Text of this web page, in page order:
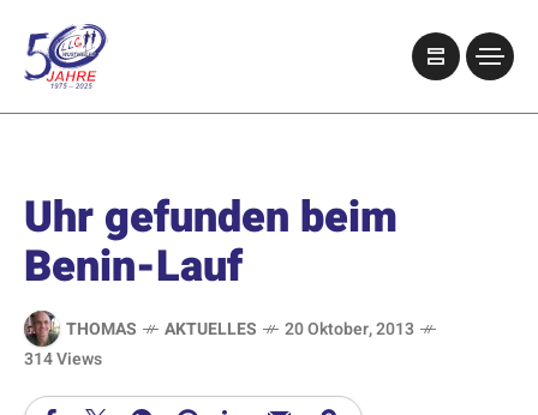
Uhr gefunden beim
Benin-Lauf
THOMAS AKTUELLES
20 Oktober, 2013
314 Views